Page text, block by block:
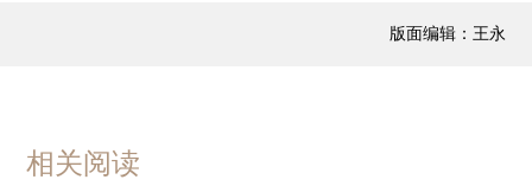
版面编辑：王永
相关阅读